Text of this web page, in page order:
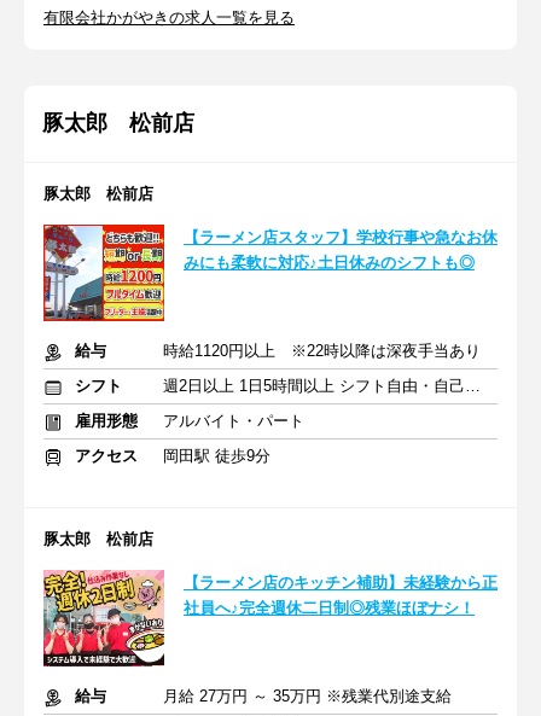
有限会社かがやきの求人一覧を見る
豚太郎 松前店
豚太郎 松前店
【ラーメン店スタッフ】学校行事や急なお休
みにも柔軟に対応♪土日休みのシフトも◎
給与
時給1120円以上 ※22時以降は深夜手当あり
シフト
週2日以上 1日5時間以上 シフト自由・自己申告
雇用形態
アルバイト・パート
アクセス
岡田駅 徒歩9分
豚太郎 松前店
【ラーメン店のキッチン補助】未経験から正
社員へ♪完全週休二日制◎残業ほぼナシ！
給与
月給 27万円 ～ 35万円 ※残業代別途支給